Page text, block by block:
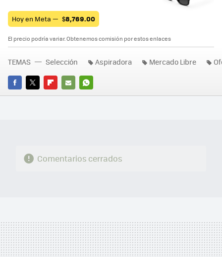
Hoy en Meta — $8,769.00
El precio podría variar. Obtenemos comisión por estos enlaces
FACEBOOK
TWITTERFLIPBOARD
E-
WHATSAPP
TEMAS Selección Aspiradora Mercado Libre
Comentarios cerrados